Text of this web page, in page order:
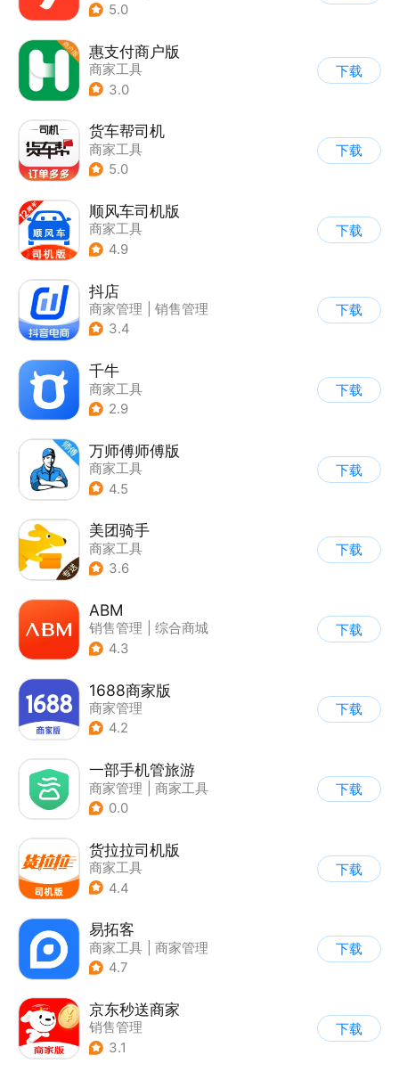
5.0
惠支付商户版
商家工具
3.0
下载
货车帮司机
商家工具
5.0
下载
顺风车司机版
商家工具
4.9
下载
抖店
商家管理
销售管理
3.4
下载
千牛
商家工具
2.9
下载
万师傅师傅版
商家工具
4.5
下载
美团骑手
商家工具
3.6
下载
ABM
销售管理
综合商城
| 其他
4.3
下载
1688商家版
商家管理
4.2
下载
一部手机管旅游
商家管理
商家工具
| 效率办公
0.0
下载
货拉拉司机版
商家工具
4.4
下载
易拓客
商家工具
商家管理
4.7
下载
京东秒送商家
销售管理
3.1
下载